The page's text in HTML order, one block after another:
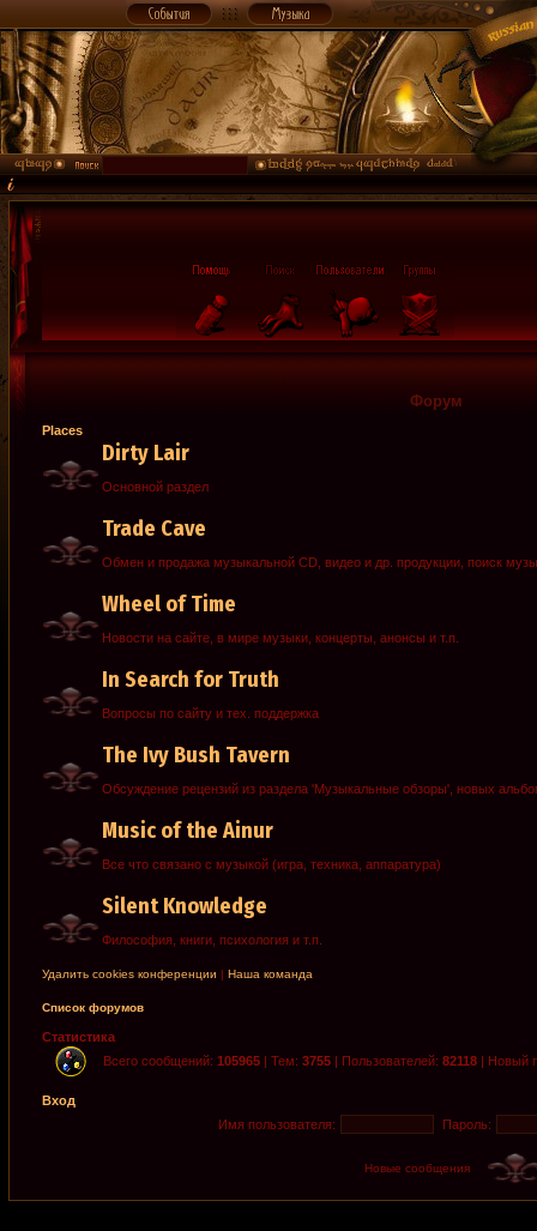
Форум
Places
Dirty Lair
Основной раздел
Trade Cave
Обмен и продажа музыкальной CD, видео и др. продукции, поиск
Wheel of Time
Новости на сайте, в мире музыки, концерты, анонсы и т.п.
In Search for Truth
Вопросы по сайту и тех. поддержка
The Ivy Bush Tavern
Обсуждение рецензий из раздела 'Музыкальные обзоры', новых
Music of the Ainur
Все что связано с музыкой (игра, техника, аппаратура)
Silent Knowledge
Философия, книги, психология и т.п.
Удалить cookies конференции | Наша команда
Список форумов
Статистика
Всего сообщений: 105965 | Тем: 3755 | Пользователей: 82118 | Новый
Вход
Имя пользователя:
Пароль:
Новые сообщения